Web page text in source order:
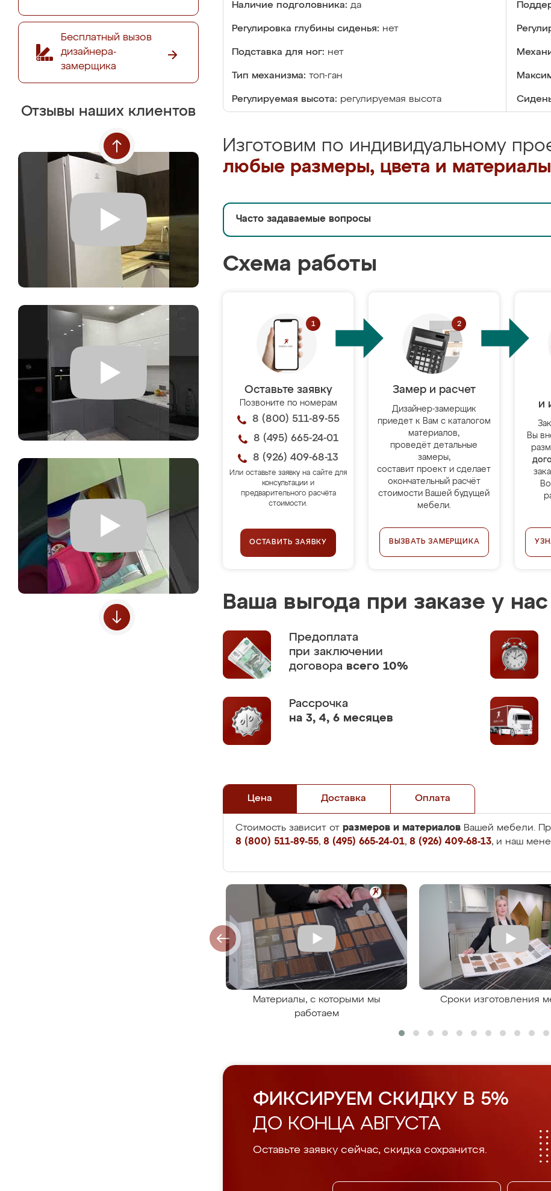
Бесплатный вызов
дизайнера-
замерщика
Отзывы наших клиентов
Наличие подголовника: да
Регулировка глубины сиденья: нет
Подставка для ног: нет
Тип механизма: топ-ган
Регулируемая высота: регулируемая высота
Изготовим по индивидуальному
любые размеры, цвета и материалы
Часто задаваемые вопросы
Схема работы
Оставьте заявку
Позвоните по номерам
8 (800) 511-89-55
8 (495) 665-24-01
8 (926) 409-68-13
Или оставьте заявку на сайте для
консультации и
предварительного расчёта
стоимости.
ОСТАВИТЬ ЗАЯВКУ
Замер и расчет
Дизайнер-замерщик
приедет к Вам с каталогом
материалов,
проведёт детальные
замеры,
составит проект и сделает
окончательный расчёт
стоимости Вашей будущей
мебели.
ВЫЗВАТЬ ЗАМЕРЩИКА
и
Вы
Ваша выгода при заказе у нас
Предоплата
при заключении
договора всего 10%
Рассрочка
на 3, 4, 6 месяцев
Цена Доставка Оплата
Стоимость зависит от размеров и материалов Вашей мебели.
8 (800) 511-89-55, 8 (495) 665-24-01, 8 (926) 409-68-13, и наш
Материалы, с которыми мы
работаем
Сроки изготовления
ФИКСИРУЕМ СКИДКУ В 5%
ДО КОНЦА АВГУСТА
Оставьте заявку сейчас, скидка сохранится.